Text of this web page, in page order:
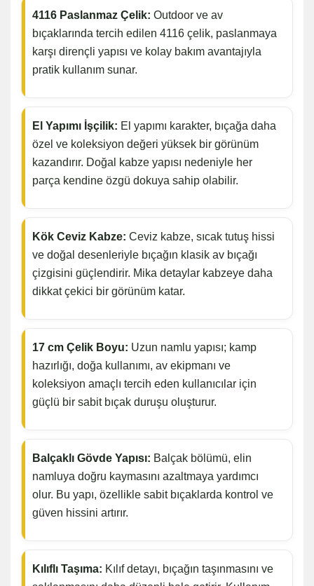
4116 Paslanmaz Çelik: Outdoor ve av
bıçaklarında tercih edilen 4116 çelik, paslanmaya
karşı dirençli yapısı ve kolay bakım avantajıyla
pratik kullanım sunar.
El Yapımı İşçilik: El yapımı karakter, bıçağa daha
özel ve koleksiyon değeri yüksek bir görünüm
kazandırır. Doğal kabze yapısı nedeniyle her
parça kendine özgü dokuya sahip olabilir.
Kök Ceviz Kabze: Ceviz kabze, sıcak tutuş hissi
ve doğal desenleriyle bıçağın klasik av bıçağı
çizgisini güçlendirir. Mika detaylar kabzeye daha
dikkat çekici bir görünüm katar.
17 cm Çelik Boyu: Uzun namlu yapısı; kamp
hazırlığı, doğa kullanımı, av ekipmanı ve
koleksiyon amaçlı tercih eden kullanıcılar için
güçlü bir sabit bıçak duruşu oluşturur.
Balçaklı Gövde Yapısı: Balçak bölümü, elin
namluya doğru kaymasını azaltmaya yardımcı
olur. Bu yapı, özellikle sabit bıçaklarda kontrol ve
güven hissini artırır.
Kılıflı Taşıma: Kılıf detayı, bıçağın taşınmasını ve